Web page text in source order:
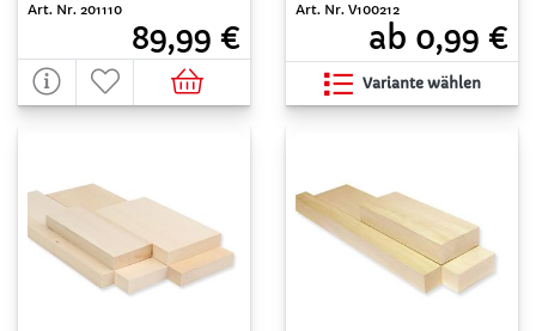
Art. Nr. 201110
89,99 €
Art. Nr. V100212
ab 0,99 €
Variante wählen